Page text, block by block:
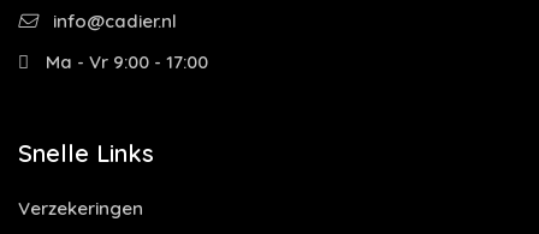
info@cadier.nl
Ma - Vr 9:00 - 17:00
Snelle Links
Verzekeringen